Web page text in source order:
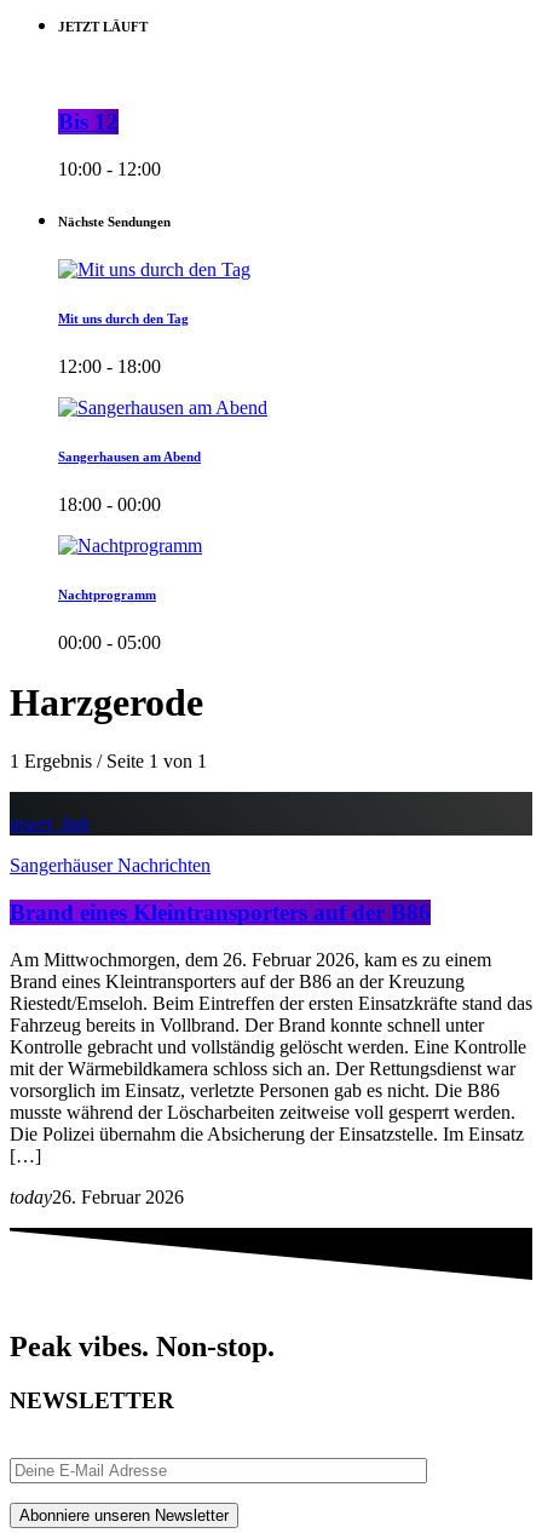
JETZT LÄUFT
Bis 12
10:00 - 12:00
Nächste Sendungen
Mit uns durch den Tag
12:00 - 18:00
Sangerhausen am Abend
18:00 - 00:00
Nachtprogramm
00:00 - 05:00
Harzgerode
1 Ergebnis / Seite 1 von 1
insert_link
Sangerhäuser Nachrichten
Brand eines Kleintransporters auf der B86
Am Mittwochmorgen, dem 26. Februar 2026, kam es zu einem
Brand eines Kleintransporters auf der B86 an der Kreuzung
Riestedt/Emseloh. Beim Eintreffen der ersten Einsatzkräfte stand das
Fahrzeug bereits in Vollbrand. Der Brand konnte schnell unter
Kontrolle gebracht und vollständig gelöscht werden. Eine Kontrolle
mit der Wärmebildkamera schloss sich an. Der Rettungsdienst war
vorsorglich im Einsatz, verletzte Personen gab es nicht. Die B86
musste während der Löscharbeiten zeitweise voll gesperrt werden.
Die Polizei übernahm die Absicherung der Einsatzstelle. Im Einsatz
[…]
today26. Februar 2026
Peak vibes. Non-stop.
NEWSLETTER